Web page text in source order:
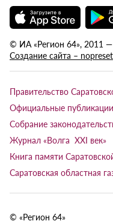
© ИА «Регион 64», 2011
Создание сайта – nopreset
Правительство
Официальные публикации
Собрание
Журнал «Волга XXI век»
Книга памяти
Саратовская областная
© «Регион 64»